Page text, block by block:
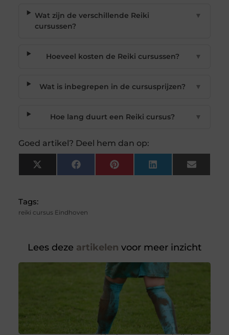
Wat zijn de verschillende Reiki
cursussen?
▼
Hoeveel kosten de Reiki cursussen? ▼
Wat is inbegrepen in de cursusprijzen? ▼
Hoe lang duurt een Reiki cursus? ▼
Goed artikel? Deel hem dan op:
X
(Twitter)
FacebookPinterest LinkedIn Email
Tags:
reiki cursus Eindhoven
Lees deze artikelen voor meer inzicht